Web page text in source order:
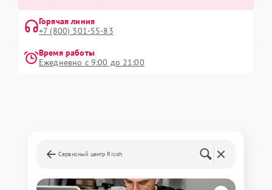
Горячая линия
+7 (800) 301-55-83
Время работы
Ежедневно с 9:00 до 21:00
Сервисный центр Ricoh